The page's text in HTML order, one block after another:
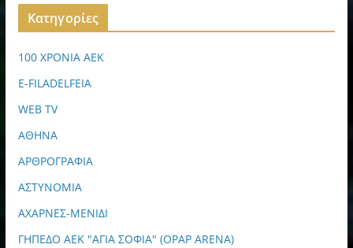
Kατηγορίες
100 ΧΡΟΝΙΑ ΑΕΚ
E-FILADELFEIA
WEB TV
ΑΘΗΝΑ
ΑΡΘΡΟΓΡΑΦΙΑ
ΑΣΤΥΝΟΜΙΑ
ΑΧΑΡΝΕΣ-ΜΕΝΙΔΙ
ΓΗΠΕΔΟ ΑΕΚ "ΑΓΙΑ ΣΟΦΙΑ" (OPAP ARENA)